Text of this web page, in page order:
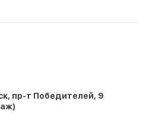
пр-т Победителей, 9